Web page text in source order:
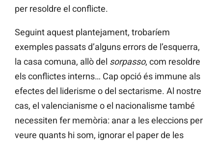
per resoldre el conflicte.
Seguint aquest plantejament, trobaríem
exemples passats d’alguns errors de l’esquerra,
la casa comuna, allò del sorpasso, com resoldre
els conflictes interns… Cap opció és immune als
efectes del liderisme o del sectarisme. Al nostre
cas, el valencianisme o el nacionalisme també
necessiten fer memòria: anar a les eleccions per
veure quants hi som, ignorar el paper de les